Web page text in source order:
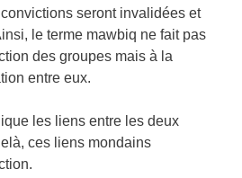
seront invalidées et
le terme mawbiq ne fait pas
des groupes mais à la
entre eux.
les liens entre les deux
ces liens mondains